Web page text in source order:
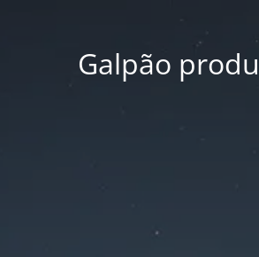
Galpão